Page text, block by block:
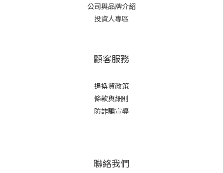
公司與品牌介紹
投資人專區
顧客服務
退換貨政策
條款與細則
防詐騙宣導
聯絡我們